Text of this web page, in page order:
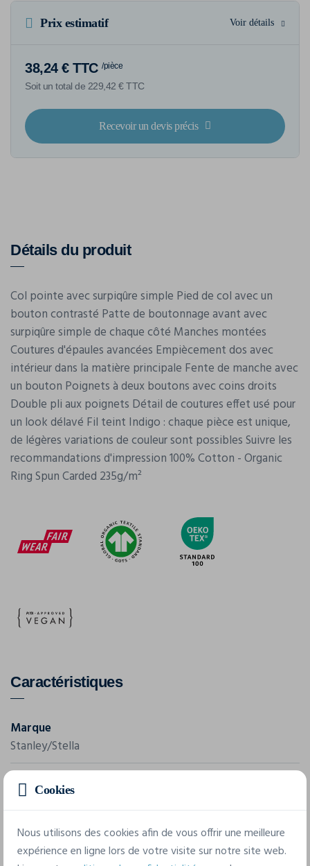
Prix estimatif Voir détails
38,24 € TTC /pièce
Soit un total de 229,42 € TTC
Recevoir un devis précis
Détails du produit
Col pointe avec surpiqûre simple Pied de col avec un
bouton contrasté Patte de boutonnage avant avec
surpiqûre simple de chaque côté Manches montées
Coutures d'épaules avancées Empiècement dos avec
intérieur dans la matière principale Fente de manche avec
un bouton Poignets à deux boutons avec coins droits
Double pli aux poignets Détail de coutures effet usé pour
un look délavé Fil teint Indigo : chaque pièce est unique,
de légères variations de couleur sont possibles Suivre les
recommandations d'impression 100% Cotton - Organic
Ring Spun Carded 235g/m²
Caractéristiques
Marque
Stanley/Stella
Référence
STWM967
Grammage
235 g/m²
Cookies
Nous utilisons des cookies afin de vous offrir une meilleure
expérience en ligne lors de votre visite sur notre site web.